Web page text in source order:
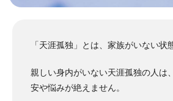
「天涯孤独」とは、家族がいない状
親しい身内がいない天涯孤独の人は
安や悩みが絶えません。